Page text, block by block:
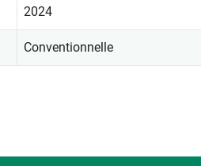
2024
Conventionnelle